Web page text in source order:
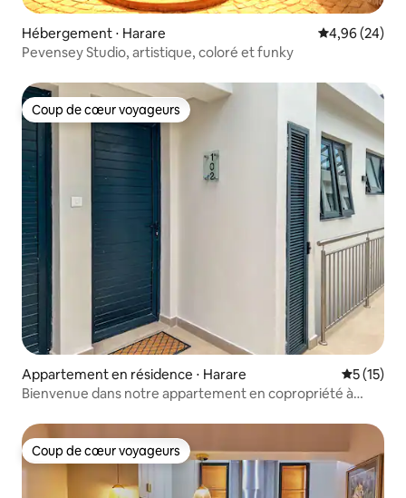
Hébergement ⋅ Harare Évaluation
4,96 (24)
Pevensey Studio, artistique, coloré et funky
Coup de cœur voyageurs
Coup de cœur voyageurs
Appartement en résidence ⋅ Harare
5 (15)
Bienvenue dans notre appartement en copropriété à
Coup de cœur voyageurs
Coup de cœur voyageurs